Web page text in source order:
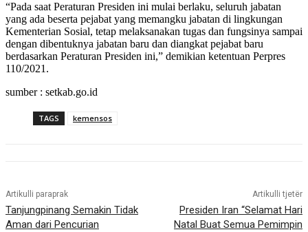
“Pada saat Peraturan Presiden ini mulai berlaku, seluruh jabatan
yang ada beserta pejabat yang memangku jabatan di lingkungan
Kementerian Sosial, tetap melaksanakan tugas dan fungsinya sampai
dengan dibentuknya jabatan baru dan diangkat pejabat baru
berdasarkan Peraturan Presiden ini,” demikian ketentuan Perpres
110/2021.
sumber : setkab.go.id
TAGS kemensos
Artikulli paraprak
Tanjungpinang Semakin Tidak
Aman dari Pencurian
Artikulli tjetër
Presiden Iran “Selamat Hari
Natal Buat Semua Pemimpin